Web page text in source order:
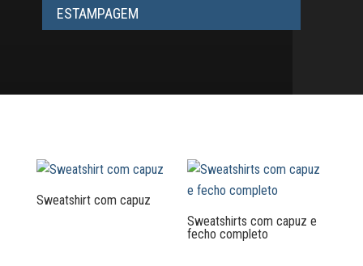
ESTAMPAGEM
Sweatshirt com capuz
Sweatshirts com capuz e
fecho completo